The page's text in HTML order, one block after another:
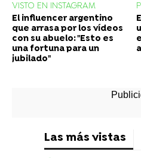
VISTO EN INSTAGRAM
El influencer argentino
que arrasa por los vídeos
con su abuelo: "Esto es
una fortuna para un
jubilado"
Las más vistas